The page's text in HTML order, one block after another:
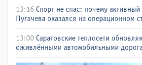
13:16 Спорт не спас: почему активный
Пугачева оказался на операционном
13:00 Саратовские теплосети
оживлёнными автомобильными